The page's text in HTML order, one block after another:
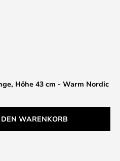
Höhe 43 cm - Warm Nordic
WARENKORB